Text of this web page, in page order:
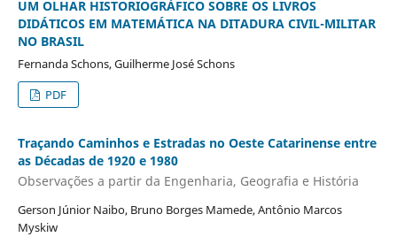
UM OLHAR HISTORIOGRÁFICO SOBRE OS LIVROS
DIDÁTICOS EM MATEMÁTICA NA DITADURA CIVIL-MILITAR
NO BRASIL
Fernanda Schons, Guilherme José Schons
PDF
Traçando Caminhos e Estradas no Oeste Catarinense entre
as Décadas de 1920 e 1980
Observações a partir da Engenharia, Geografia e História
Gerson Júnior Naibo, Bruno Borges Mamede, Antônio Marcos
Myskiw